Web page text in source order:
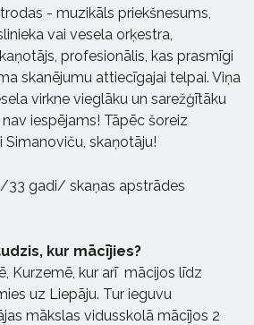
- muzikāls priekšnesums,
vai vesela orķestra,
profesionālis, kas prasmīgi
skanējumu attiecīgajai telpai. Viņa
virkne vieglāku un sarežģītāku
iespējams! Tāpēc šoreiz
skaņotāju!
/33 gadi/ skaņas apstrādes
kur mācījies?
Kurzemē, kur arī mācijos līdz
uz Liepāju. Tur ieguvu
mākslas vidusskolā mācījos 2